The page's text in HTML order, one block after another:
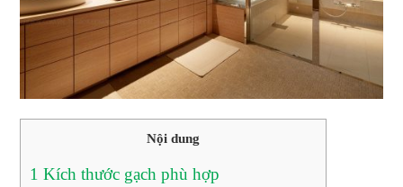
Nội dung
1 Kích thước gạch phù hợp